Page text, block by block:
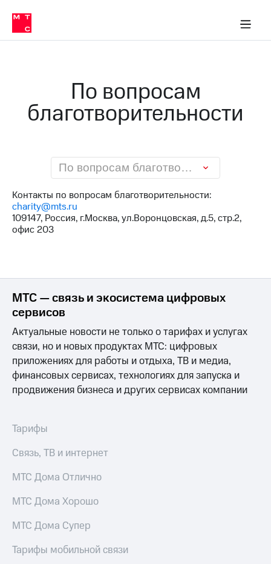
Медиа-центр
и акционерам
Устойчивое развитие
Комплаенс и деловая этика
компании
Карьера
История
региона
информация
Контакты
о технологиях
Интервью
Финансовая
отчетность
регионе
и акционерам
управление
Корпоративный
секретарь
Раскрытие
информации
в МТС
Пресс-
релизы
По вопросам
благотворительности
По вопросам благотворительности
Контакты по вопросам благотворительности:
charity@mts.ru
109147, Россия, г.Москва, ул.Воронцовская, д.5, стр.2,
офис 203
МТС — связь и экосистема цифровых
сервисов
Актуальные новости не только о тарифах и услугах
связи, но и новых продуктах МТС: цифровых
приложениях для работы и отдыха, ТВ и медиа,
финансовых сервисах, технологиях для запуска и
продвижения бизнеса и других сервисах компании
Тарифы
Связь, ТВ и интернет
МТС Дома Отлично
МТС Дома Хорошо
МТС Дома Супер
Тарифы мобильной связи